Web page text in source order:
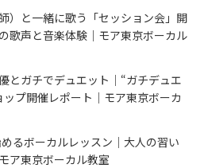
）と一緒に歌う「セッション会」開
歌声と音楽体験｜モア東京ボーカル
とガチでデュエット｜“ガチデュエ
ップ開催レポート｜モア東京ボーカ
るボーカルレッスン｜大人の習い
ア東京ボーカル教室